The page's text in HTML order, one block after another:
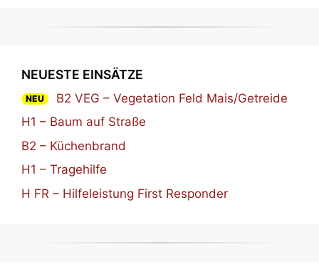
NEUESTE EINSÄTZE
NEU
B2 VEG – Vegetation Feld Mais/Getreide
H1 – Baum auf Straße
B2 – Küchenbrand
H1 – Tragehilfe
H FR – Hilfeleistung First Responder